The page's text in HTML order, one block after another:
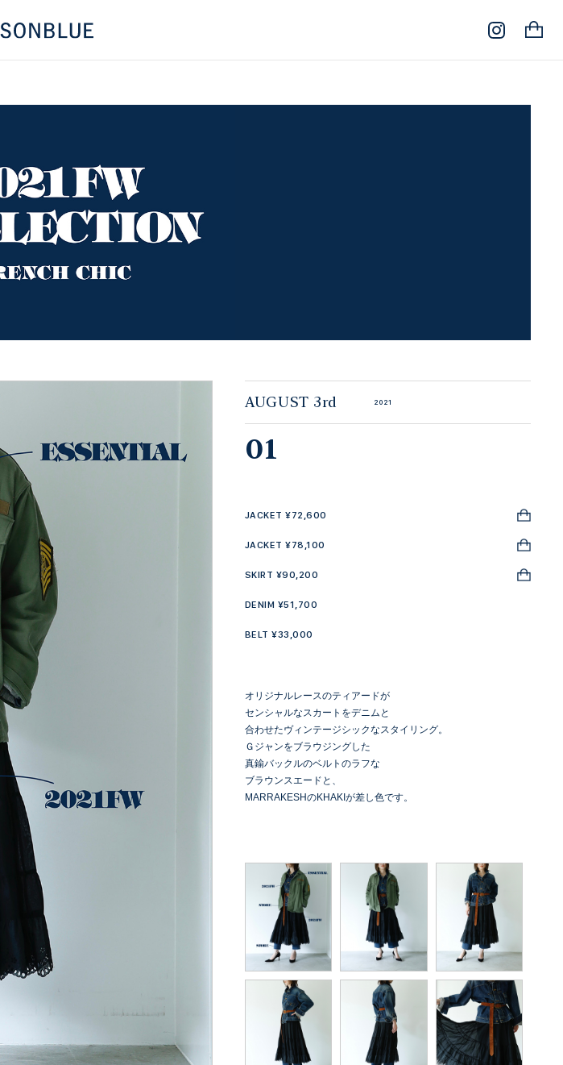
AUGUST 3rd 2021
01
JACKET ¥72,600
JACKET ¥78,100
SKIRT ¥90,200
DENIM ¥51,700
BELT ¥33,000
オリジナルレースのティアードが
センシャルなスカートをデニムと
合わせたヴィンテージシックなスタイリング。
Ｇジャンをブラウジングした
真鍮バックルのベルトのラフな
ブラウンスエードと、
MARRAKESHのKHAKIが差し色です。